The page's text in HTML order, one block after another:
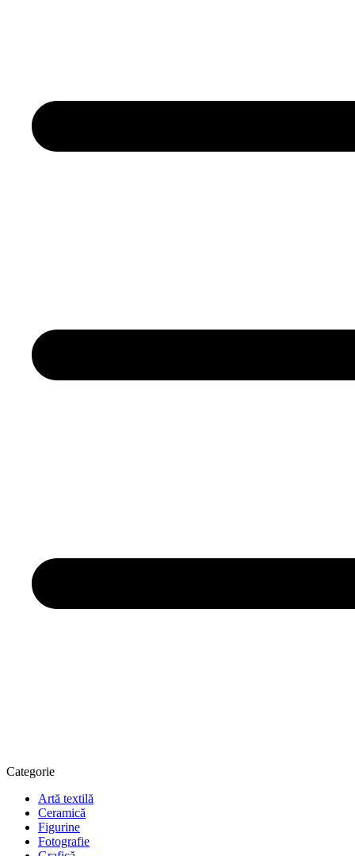
Categorie
Artă textilă
Ceramică
Figurine
Fotografie